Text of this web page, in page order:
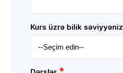
Kurs üzrə bilik səviyyəniz